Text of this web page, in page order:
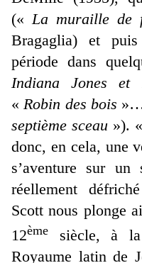
(«La muraille de
Bragaglia) et
période dans
Indiana Jones et
«Robin des bois
septième sceau»).
donc, en cela, une
s’aventure sur
réellement
Scott nous plonge
12ème
siècle, à
Royaume latin de